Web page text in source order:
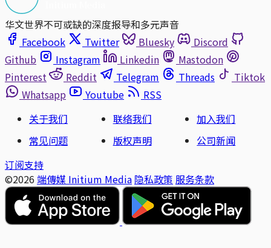
华文世界不可或缺的深度报导和多元声音
Facebook
Twitter Bluesky
Discord
Github
Instagram Linkedin
Mastodon
Pinterest
Reddit Telegram Threads
Tiktok
Whatsapp
Youtube
RSS
关于我们
联络我们
加入我们
常见问题
版权声明
公司新闻
订阅支持
©2026 端傳媒 Initium Media 隐私政策 服务条款